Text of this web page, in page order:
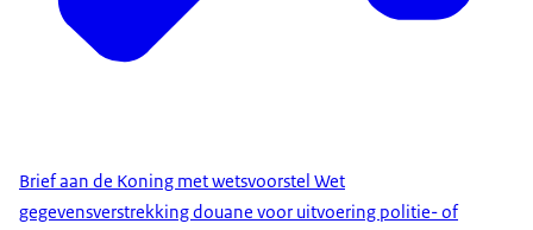
Brief aan de Koning met wetsvoorstel Wet
gegevensverstrekking douane voor uitvoering politie- of